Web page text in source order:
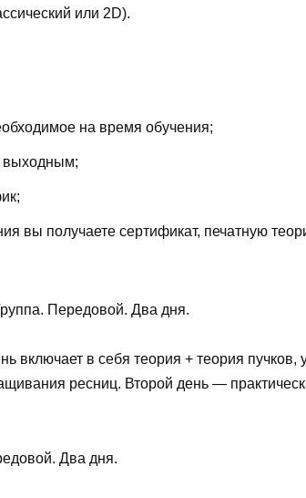
или 2D).
на время обучения;
выходным;
вы получаете сертификат, печатную
Передовой. Два дня.
включает в себя теория + теория
ресниц. Второй день —
Два дня.